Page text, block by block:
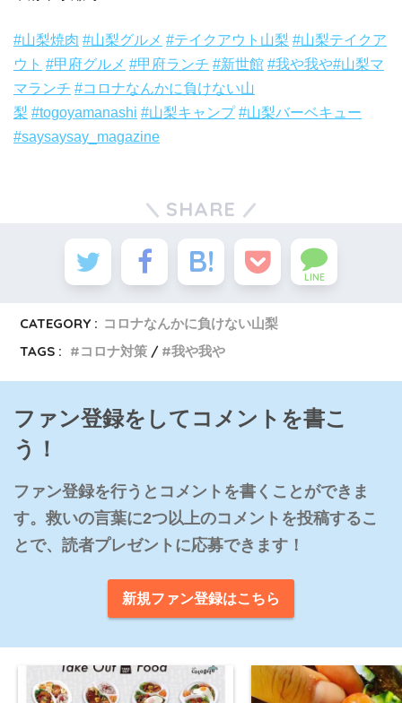
#山梨焼肉 #山梨グルメ #テイクアウト山梨 #山梨テイクア
ウト #甲府グルメ #甲府ランチ #新世館 #我や我や#山梨マ
マランチ #コロナなんかに負けない山
梨 #togoyamanashi #山梨キャンプ #山梨バーベキュー
#saysaysay_magazine
SHARE
LINE
CATEGORY : コロナなんかに負けない山梨
TAGS :
コロナ対策 我や我や
ファン登録をしてコメントを書こ
う！
ファン登録を行うとコメントを書くことができま
す。救いの言葉に2つ以上のコメントを投稿するこ
とで、読者プレゼントに応募できます！
新規ファン登録はこちら